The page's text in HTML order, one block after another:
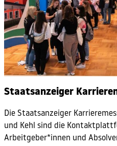
Staatsanzeiger
Die Staatsanzeiger
und Kehl sind die
Arbeitgeber*innen und